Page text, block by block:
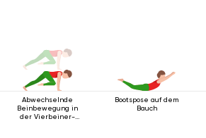
Abwechselnde
Beinbewegung in
der Vierbeiner-
Bootspose auf dem
Bauch